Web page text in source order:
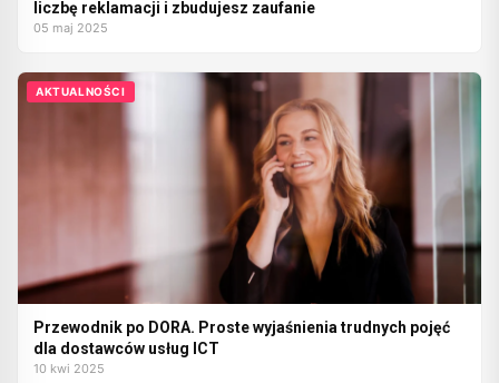
liczbę reklamacji i zbudujesz zaufanie
05 maj 2025
AKTUALNOŚCI
Przewodnik po DORA. Proste wyjaśnienia trudnych pojęć
dla dostawców usług ICT
10 kwi 2025